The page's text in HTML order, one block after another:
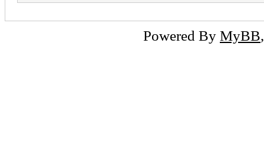
Powered By MyBB